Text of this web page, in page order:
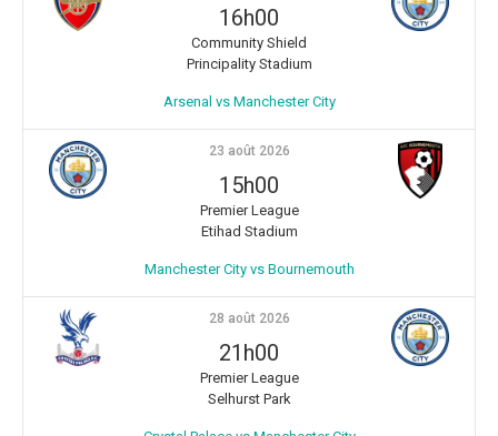
16h00
Community Shield
Principality Stadium
Arsenal vs Manchester City
23 août 2026
15h00
Premier League
Etihad Stadium
Manchester City vs Bournemouth
28 août 2026
21h00
Premier League
Selhurst Park